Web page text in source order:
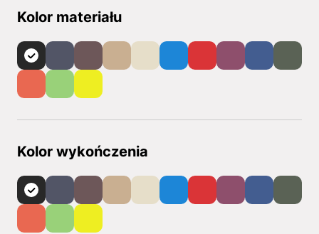
Kolor materiału
Kolor wykończenia